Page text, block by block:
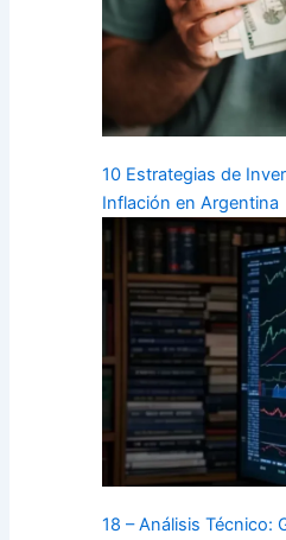
10 Estrategias de
Inflación en Argentina
18 – Análisis Técnico: